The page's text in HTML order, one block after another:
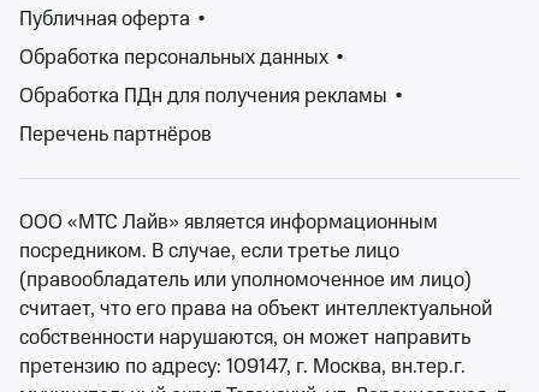
август
Центр креативных индустрий
от 800 ₽
август•осталось 58 билетов
На Ticketland найдется спектакль для каждого — по
душе, по настроению, по интересам. Легко найти
нужный вам спектакль по названию театра, жанру
или именам актеров, которые в нем участвуют.
Прочтите аннотацию, посмотрите отзывы зрителей и
сделайте свой выбор.
Публичная оферта •
Обработка персональных данных •
Обработка ПДн для получения рекламы •
Перечень партнёров
ООО «МТС Лайв» является информационным
посредником. В случае, если третье лицо
(правообладатель или уполномоченное им лицо)
считает, что его права на объект интеллектуальной
собственности нарушаются, он может направить
претензию по адресу: 109147, г. Москва, вн.тер.г.